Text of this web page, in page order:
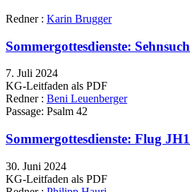
Redner : Karin Brugger
Sommergottesdienste:
7. Juli 2024
KG-Leitfaden als PDF
Redner : Beni Leuenberger
Passage: Psalm 42
Sommergottesdienste: Flug
30. Juni 2024
KG-Leitfaden als PDF